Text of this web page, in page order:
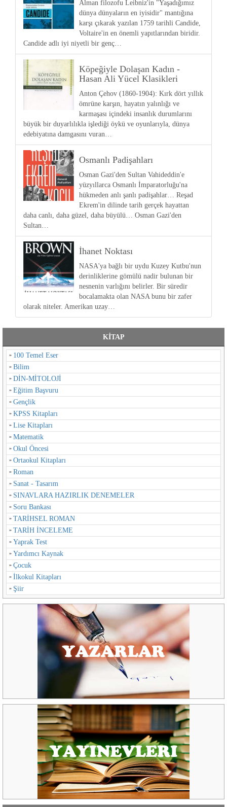
Alman filozofu Leibniz'in "Yaşadığımız
dünya dünyaların en iyisidir" mantığına
karşı çıkarak yazılan 1759 tarihli Candide,
Voltaire'in en önemli yapıtlarından biridir.
Candide adlı iyi niyetli bir genç…
Köpeğiyle Dolaşan Kadın -
Hasan Ali Yücel Klasikleri
Anton Çehov (1860-1904): Kırk dört yıllık
ömrüne karşın, hayatın yalınlığı ve
karmaşası içindeki insanlık durumlarını
büyük bir duyarlılıkla işlediği öykü ve oyunlarıyla, dünya
edebiyatına damgasını vuran…
Osmanlı Padişahları
Osman Gazi'den Sultan Vahideddin'e
yüzyıllarca Osmanlı İmparatorluğu'na
hükmeden anlı şanlı padişahlar… Reşad
Ekrem'in dilinde tarih gerçek hayattan
daha canlı, daha güzel, daha büyülü… Osman Gazi'den
Sultan…
İhanet Noktası
NASA'ya bağlı bir uydu Kuzey Kutbu'nun
derinliklerine gömülü nadir bulunan bir
nesnenin varlığını belirler. Bir süredir
bocalamakta olan NASA bunu bir zafer
olarak niteler. Amerikan uzay…
KİTAP
100 Temel Eser
Bilim
DİN-MİTOLOJİ
Eğitim Başvuru
Gençlik
KPSS Kitapları
Lise Kitapları
Matematik
Okul Öncesi
Ortaokul Kitapları
Roman
Sanat - Tasarım
SINAVLARA HAZIRLIK DENEMELER
Soru Bankası
TARİHSEL ROMAN
TARİH İNCELEME
Yaprak Test
Yardımcı Kaynak
Çocuk
İlkokul Kitapları
Şiir